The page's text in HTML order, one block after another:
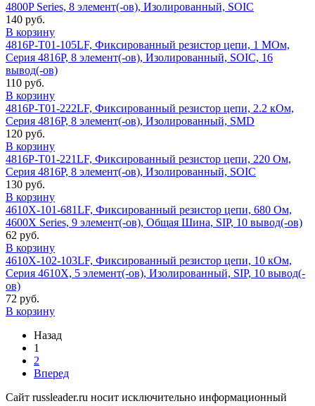
4800P Series, 8 элемент(-ов), Изолированный, SOIC
140 руб.
В корзину
4816P-T01-105LF, Фиксированный резистор цепи, 1 МОм,
Серия 4816P, 8 элемент(-ов), Изолированный, SOIC, 16
вывод(-ов)
110 руб.
В корзину
4816P-T01-222LF, Фиксированный резистор цепи, 2.2 кОм,
Серия 4816P, 8 элемент(-ов), Изолированный, SMD
120 руб.
В корзину
4816P-T01-221LF, Фиксированный резистор цепи, 220 Ом,
Серия 4816P, 8 элемент(-ов), Изолированный, SOIC
130 руб.
В корзину
4610X-101-681LF, Фиксированный резистор цепи, 680 Ом,
4600X Series, 9 элемент(-ов), Общая Шина, SIP, 10 вывод(-ов)
62 руб.
В корзину
4610X-102-103LF, Фиксированный резистор цепи, 10 кОм,
Серия 4610X, 5 элемент(-ов), Изолированный, SIP, 10 вывод(-
ов)
72 руб.
В корзину
Назад
1
2
Вперед
Сайт russleader.ru носит исключительно информационный